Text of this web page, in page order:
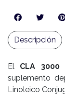
El CLA 3000
suplemento
Linoleico
Descripción